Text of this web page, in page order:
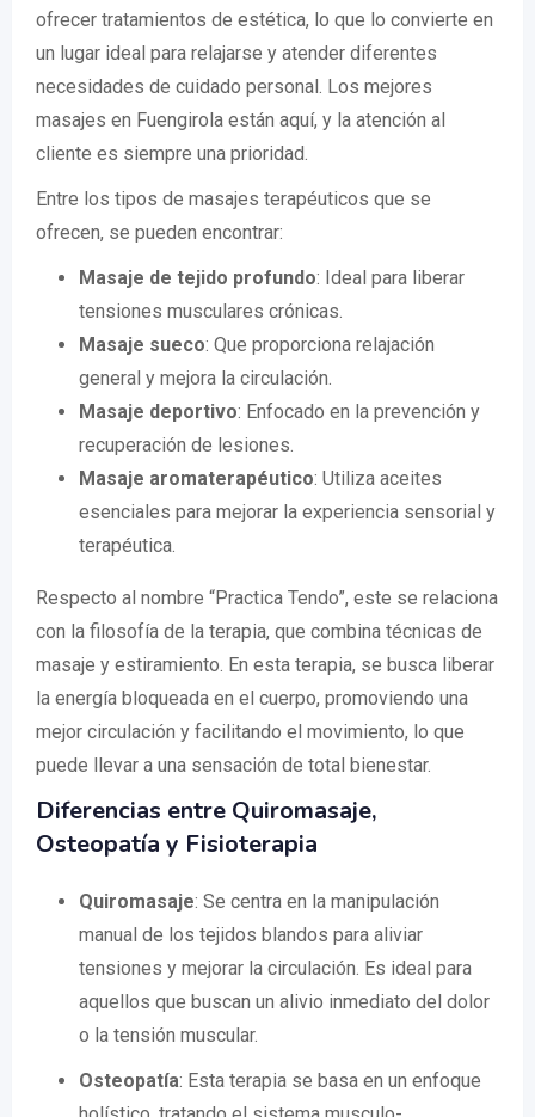
ofrecer tratamientos de estética, lo que lo convierte en
un lugar ideal para relajarse y atender diferentes
necesidades de cuidado personal. Los mejores
masajes en Fuengirola están aquí, y la atención al
cliente es siempre una prioridad.
Entre los tipos de masajes terapéuticos que se
ofrecen, se pueden encontrar:
Masaje de tejido profundo: Ideal para liberar
tensiones musculares crónicas.
Masaje sueco: Que proporciona relajación
general y mejora la circulación.
Masaje deportivo: Enfocado en la prevención y
recuperación de lesiones.
Masaje aromaterapéutico: Utiliza aceites
esenciales para mejorar la experiencia sensorial y
terapéutica.
Respecto al nombre “Practica Tendo”, este se relaciona
con la filosofía de la terapia, que combina técnicas de
masaje y estiramiento. En esta terapia, se busca liberar
la energía bloqueada en el cuerpo, promoviendo una
mejor circulación y facilitando el movimiento, lo que
puede llevar a una sensación de total bienestar.
Diferencias entre Quiromasaje,
Osteopatía y Fisioterapia
Quiromasaje: Se centra en la manipulación
manual de los tejidos blandos para aliviar
tensiones y mejorar la circulación. Es ideal para
aquellos que buscan un alivio inmediato del dolor
o la tensión muscular.
Osteopatía: Esta terapia se basa en un enfoque